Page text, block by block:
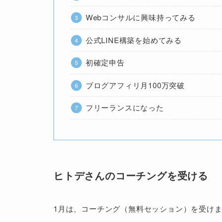
Webコンサルに興味持ってみる
公式LINE構築を始めてみる
初確定申告
ブログアフィリ月100万突破
フリーランスになった
ヒトデさんのコーチングを受ける
1月は、コーチング（無料セッション）を受け